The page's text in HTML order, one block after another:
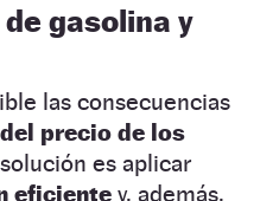
gasolina y
las consecuencias
precio de los
es aplicar
eficiente y, además,